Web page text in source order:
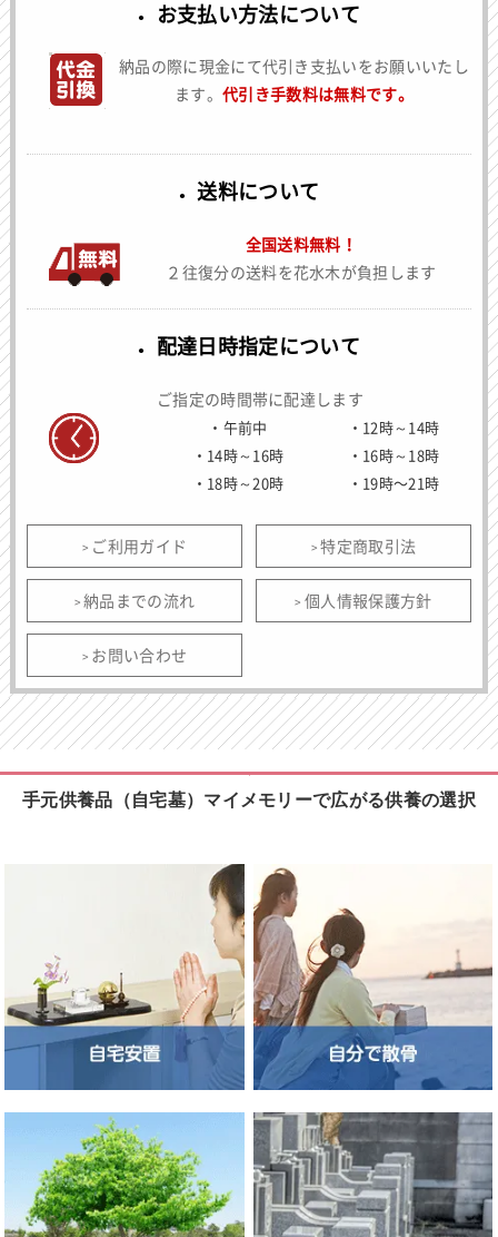
お支払い方法について
納品の際に現金にて代引き支払いをお願いいたし
ます。代引き手数料は無料です。
送料について
全国送料無料！
２往復分の送料を花水木が負担します
配達日時指定について
ご指定の時間帯に配達します
午前中
12時～14時
14時～16時
16時～18時
18時～20時
19時〜21時
ご利用ガイド 特定商取引法
納品までの流れ 個人情報保護方針
お問い合わせ
手元供養品（自宅墓）マイメモリーで広がる供養の選択